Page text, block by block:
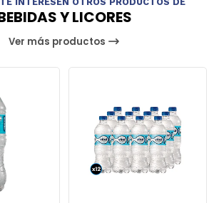
Y LICORES
Ver más productos